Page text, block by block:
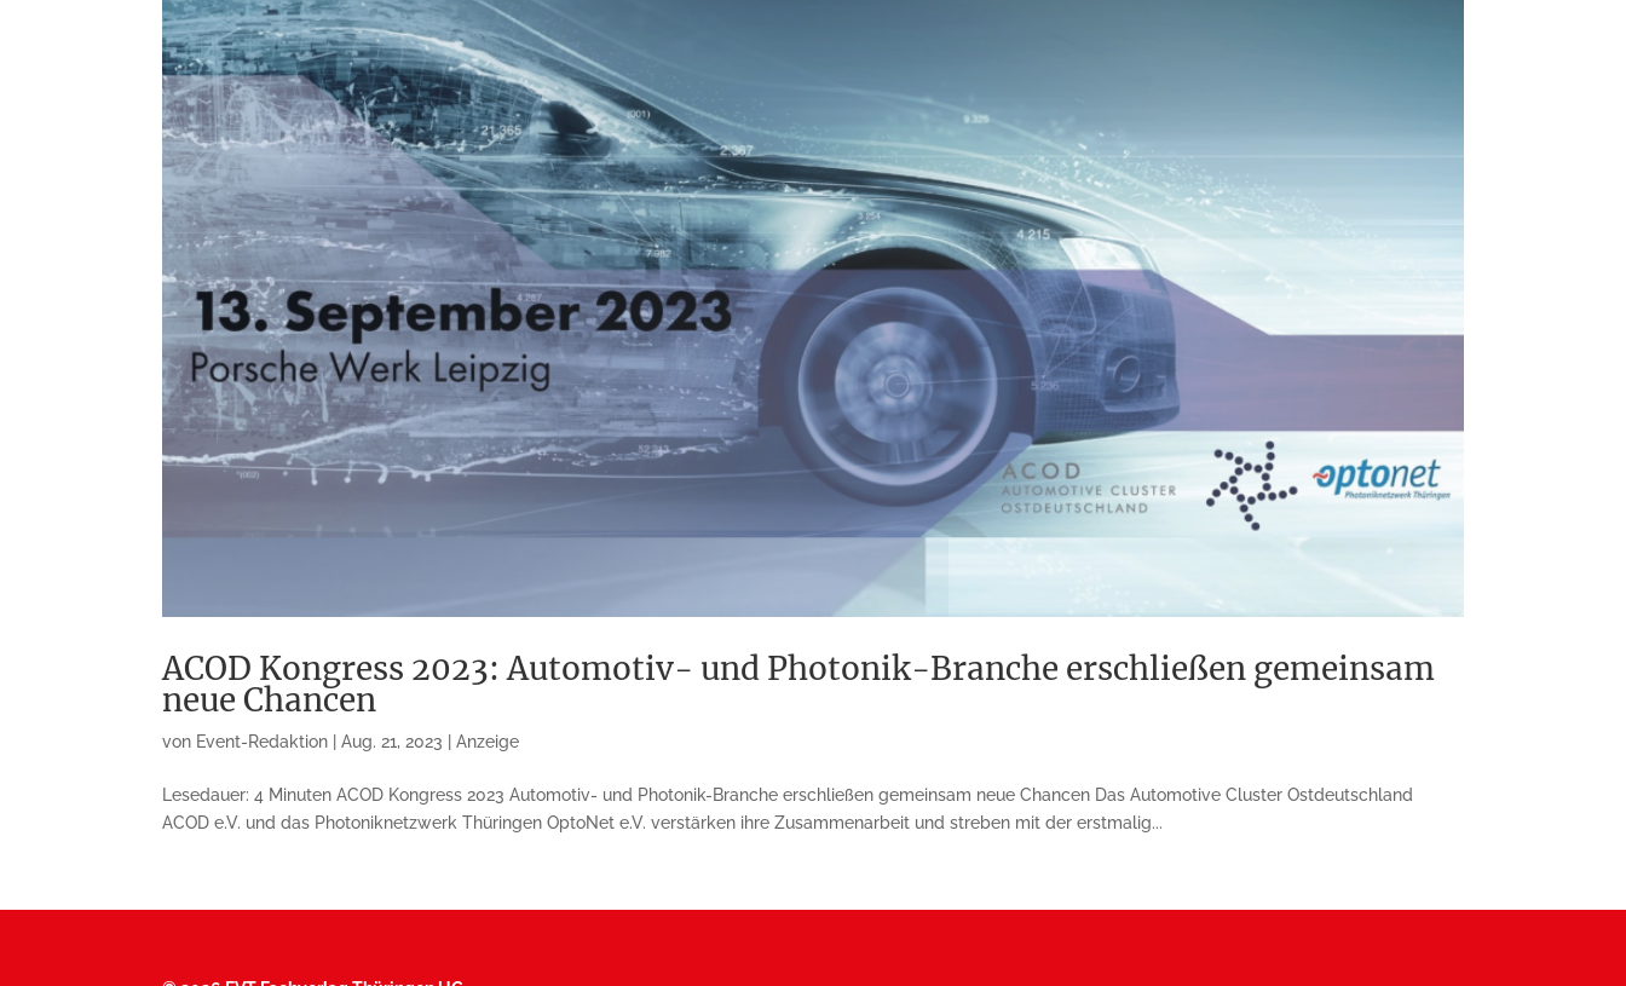
ACOD Kongress 2023: Automotiv- und Photonik-Branche erschließen gemeinsam
neue Chancen
von Event-Redaktion |Aug. 21, 2023 |Anzeige
Lesedauer: 4 Minuten ACOD Kongress 2023 Automotiv- und Photonik-Branche erschließen gemeinsam neue Chancen Das Automotive Cluster Ostdeutschland
ACOD e.V. und das Photoniknetzwerk Thüringen OptoNet e.V. verstärken ihre Zusammenarbeit und streben mit der erstmalig...